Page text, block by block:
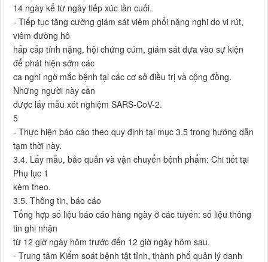
14 ngày kể từ ngày tiếp xúc lần cuối.
- Tiếp tục tăng cường giám sát viêm phổi nặng nghi do vi rút,
viêm đường hô
hấp cấp tính nặng, hội chứng cúm, giám sát dựa vào sự kiện
để phát hiện sớm các
ca nghi ngờ mắc bệnh tại các cơ sở điều trị và cộng đồng.
Những người này cần
được lấy mẫu xét nghiệm SARS-CoV-2.
5
- Thực hiện báo cáo theo quy định tại mục 3.5 trong hướng dẫn
tạm thời này.
3.4. Lấy mẫu, bảo quản và vận chuyển bệnh phẩm: Chi tiết tại
Phụ lục 1
kèm theo.
3.5. Thông tin, báo cáo
Tổng hợp số liệu báo cáo hàng ngày ở các tuyến: số liệu thông
tin ghi nhận
từ 12 giờ ngày hôm trước đến 12 giờ ngày hôm sau.
- Trung tâm Kiểm soát bệnh tật tỉnh, thành phố quản lý danh